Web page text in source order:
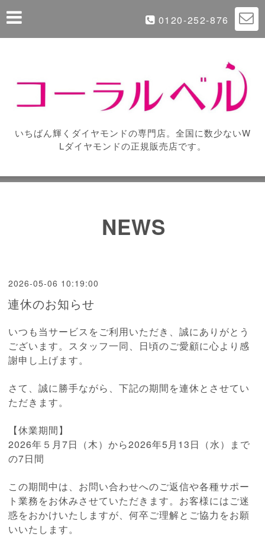
0120-252-876
いちばん輝くダイヤモンドの専門店。全国に数少ないW
Lダイヤモンドの正規販売店です。
NEWS
2026-05-06 10:19:00
連休のお知らせ
いつも当サービスをご利用いただき、誠にありがとう
ございます。スタッフ一同、日頃のご愛顧に心より感
謝申し上げます。
さて、誠に勝手ながら、下記の期間を連休とさせてい
ただきます。
【休業期間】
2026年５月7日（木）から2026年5月13日（水）まで
の7日間
この期間中は、お問い合わせへのご返信や各種サポー
ト業務をお休みさせていただきます。お客様にはご迷
惑をおかけいたしますが、何卒ご理解とご協力をお願
いいたします。